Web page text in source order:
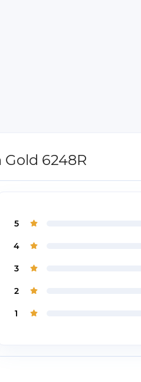
6248R
5
4
3
2
1